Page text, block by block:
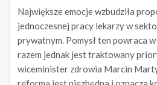
Największe emocje wzbudziła
jednoczesnej pracy lekarzy w
prywatnym. Pomysł ten powraca
razem jednak jest traktowany
wiceminister zdrowia Marcin